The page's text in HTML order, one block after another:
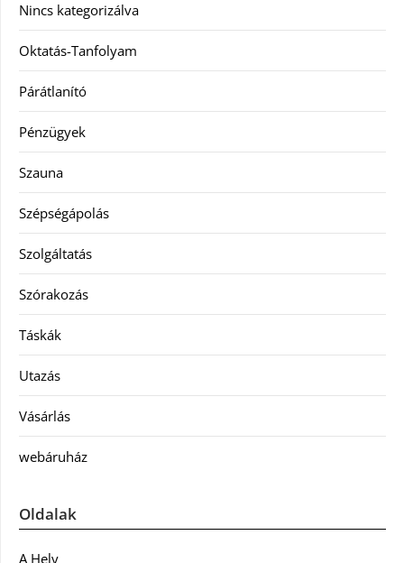
Nincs kategorizálva
Oktatás-Tanfolyam
Párátlanító
Pénzügyek
Szauna
Szépségápolás
Szolgáltatás
Szórakozás
Táskák
Utazás
Vásárlás
webáruház
Oldalak
A Hely